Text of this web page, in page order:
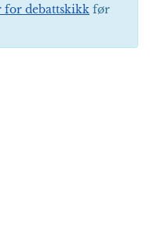
debattskikk før